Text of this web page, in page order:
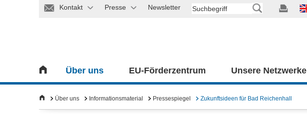
Kontakt Presse Newsletter
Über uns EU-Förderzentrum Unsere Netzwerke
Über uns Informationsmaterial Pressespiegel Zukunftsideen für Bad Reichenhall